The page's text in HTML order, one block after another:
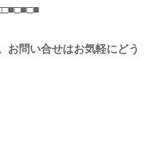
お問い合せはお気軽にどう